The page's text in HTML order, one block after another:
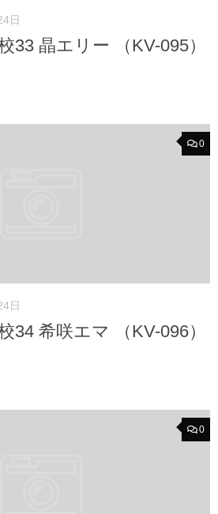
日
33 晶エリー （KV-095）
0
日
34 希咲エマ （KV-096）
0